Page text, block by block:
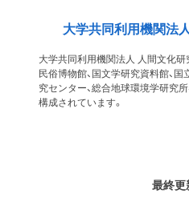
大学共同利用機関法
大学共同利用機関法人 人間文化研
民俗博物館、国文学研究資料館、
究センター、総合地球環境学研究
構成されています。
最終更